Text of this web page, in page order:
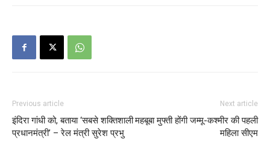
Previous article
इंदिरा गांधी को, बताया ‘सबसे शक्तिशाली
प्रधानमंत्री’ – रेल मंत्री सुरेश प्रभु
Next article
महबूबा मुफ्ती होंगी जम्मू-कश्मीर की पहली
महिला सीएम